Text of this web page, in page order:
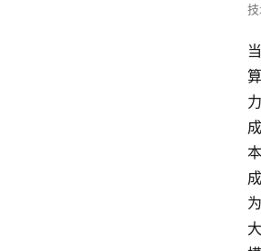
当
算
力
成
本
成
为
大